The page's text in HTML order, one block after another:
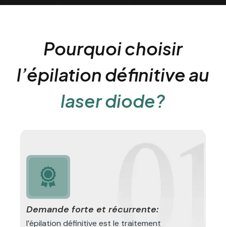
Pourquoi choisir
l’épilation définitive au
laser diode?
Demande forte et récurrente:
l’épilation définitive est le traitement